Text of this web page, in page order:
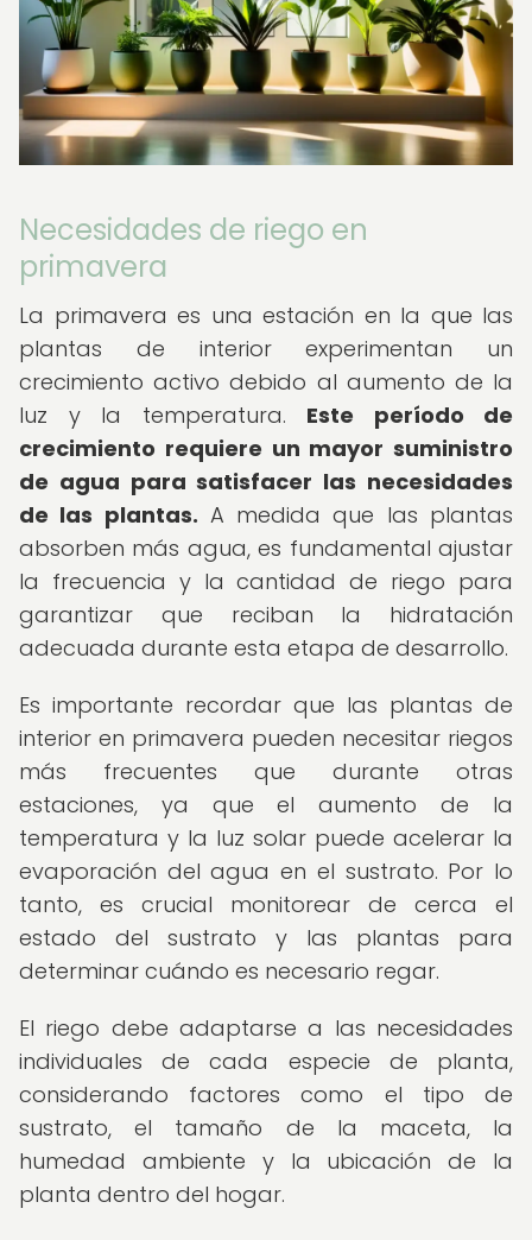
Necesidades de riego en
primavera
La primavera es una estación en la que las
plantas de interior experimentan un
crecimiento activo debido al aumento de la
luz y la temperatura. Este período de
crecimiento requiere un mayor suministro
de agua para satisfacer las necesidades
de las plantas. A medida que las plantas
absorben más agua, es fundamental ajustar
la frecuencia y la cantidad de riego para
garantizar que reciban la hidratación
adecuada durante esta etapa de desarrollo.
Es importante recordar que las plantas de
interior en primavera pueden necesitar riegos
más frecuentes que durante otras
estaciones, ya que el aumento de la
temperatura y la luz solar puede acelerar la
evaporación del agua en el sustrato. Por lo
tanto, es crucial monitorear de cerca el
estado del sustrato y las plantas para
determinar cuándo es necesario regar.
El riego debe adaptarse a las necesidades
individuales de cada especie de planta,
considerando factores como el tipo de
sustrato, el tamaño de la maceta, la
humedad ambiente y la ubicación de la
planta dentro del hogar.